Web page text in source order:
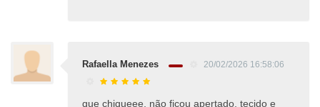
Rafaella Menezes 20/02/2026 16:58:06
que chiqueee, não ficou apertado, tecido e